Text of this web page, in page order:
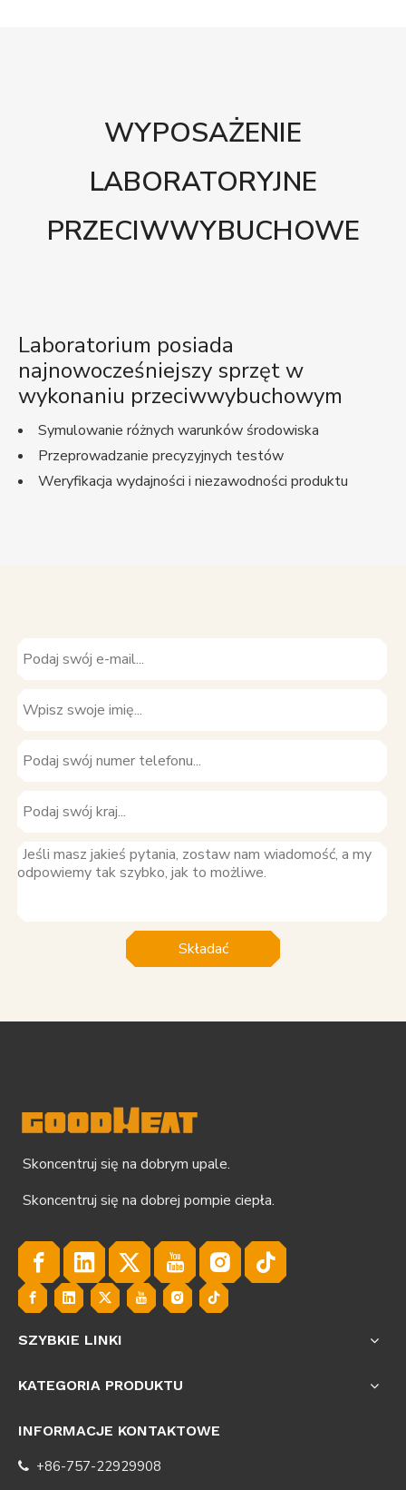
WYPOSAŻENIE
LABORATORYJNE
PRZECIWWYBUCHOWE
Laboratorium posiada
najnowocześniejszy sprzęt w
wykonaniu przeciwwybuchowym
Symulowanie różnych warunków środowiska
Przeprowadzanie precyzyjnych testów
Weryfikacja wydajności i niezawodności produktu
Składać
Skoncentruj się na dobrym upale.
Skoncentruj się na dobrej pompie ciepła.
SZYBKIE LINKI
KATEGORIA PRODUKTU
INFORMACJE KONTAKTOWE
 +86-757-22929908